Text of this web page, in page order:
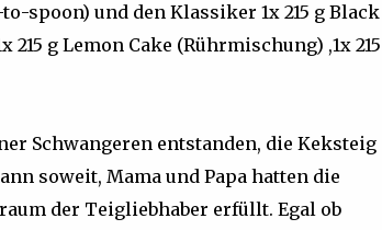
spoon) und den Klassiker 1x 215 g Black
g Lemon Cake (Rührmischung) ,1x 215
Schwangeren entstanden, die Keksteig
soweit, Mama und Papa hatten die
der Teigliebhaber erfüllt. Egal ob